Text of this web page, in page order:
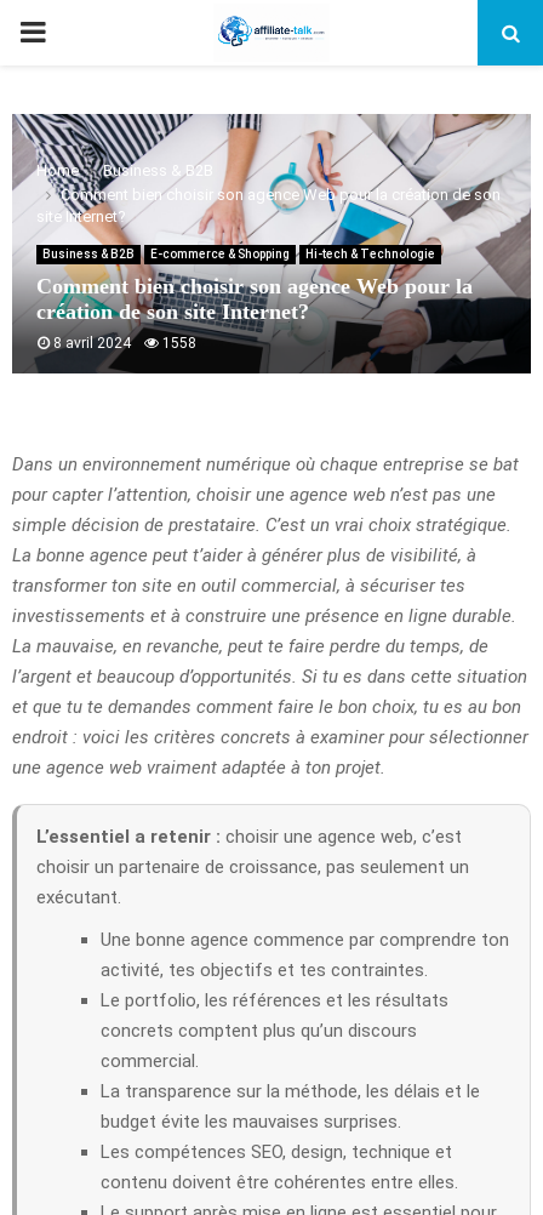
PRIMARY
Home
Business & B2B
Comment bien choisir son agence Web pour la création de son
site Internet?
Business & B2B E-commerce & Shopping Hi-tech & Technologie
Comment bien choisir son agence Web pour la
création de son site Internet?
8 avril 2024 1558
Dans un environnement numérique où chaque entreprise se bat
pour capter l’attention, choisir une agence web n’est pas une
simple décision de prestataire. C’est un vrai choix stratégique.
La bonne agence peut t’aider à générer plus de visibilité, à
transformer ton site en outil commercial, à sécuriser tes
investissements et à construire une présence en ligne durable.
La mauvaise, en revanche, peut te faire perdre du temps, de
l’argent et beaucoup d’opportunités. Si tu es dans cette situation
et que tu te demandes comment faire le bon choix, tu es au bon
endroit : voici les critères concrets à examiner pour sélectionner
une agence web vraiment adaptée à ton projet.
L’essentiel a retenir : choisir une agence web, c’est
choisir un partenaire de croissance, pas seulement un
exécutant.
Une bonne agence commence par comprendre ton
activité, tes objectifs et tes contraintes.
Le portfolio, les références et les résultats
concrets comptent plus qu’un discours
commercial.
La transparence sur la méthode, les délais et le
budget évite les mauvaises surprises.
Les compétences SEO, design, technique et
contenu doivent être cohérentes entre elles.